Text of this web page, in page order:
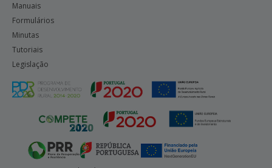
Manuais
Formulários
Minutas
Tutoriais
Legislação